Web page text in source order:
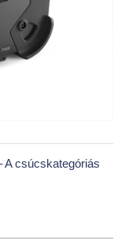
A csúcskategóriás